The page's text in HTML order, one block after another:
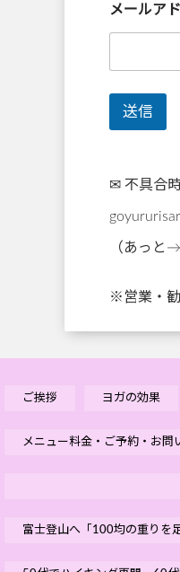
メールア
送信
✉ 不具合
（あっと
※営業・勧
ご挨拶 ヨガの効果
メニュー料金・ご予約・お問
富士登山へ「100均の重りを